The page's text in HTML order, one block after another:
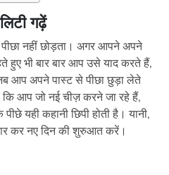
गढ़ें
नहीं छोड़ता। अगर आपने अपने
हुए भी बार बार आप उसे याद करते हैं,
आप अपने पास्ट से पीछा छुड़ा लेते
कि आप जो नई चीज़ करने जा रहे हैं,
यही कहानी छिपी होती है। यानी,
कर नए दिन की शुरुआत करें।